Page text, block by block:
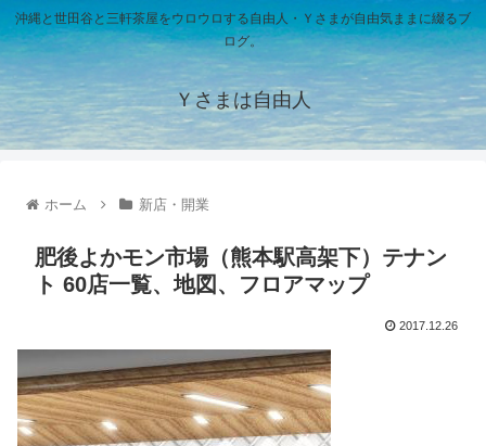
沖縄と世田谷と三軒茶屋をウロウロする自由人・Ｙさまが自由気ままに綴るブ
ログ。
Ｙさまは自由人
ホーム 新店・開業
肥後よかモン市場（熊本駅高架下）テナン
ト 60店一覧、地図、フロアマップ
2017.12.26